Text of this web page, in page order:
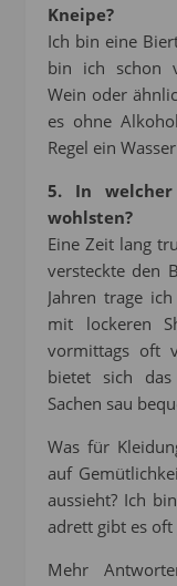
Kneipe?
Ich bin eine
bin ich schon
Wein oder
es ohne
Regel ein
5. In
wohlsten?
Eine Zeit lang
versteckte den
Jahren trage
mit lockeren
vormittags oft
bietet sich
Sachen sau
Was für
auf
aussieht? Ich
adrett gibt es oft
Mehr